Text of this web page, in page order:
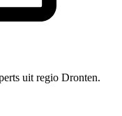
uit regio Dronten.